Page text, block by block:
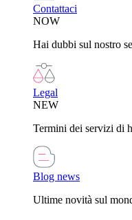
Contattaci
NOW
Hai dubbi sul nostro
Legal
NEW
Termini dei servizi di
Blog news
Ultime novità sul